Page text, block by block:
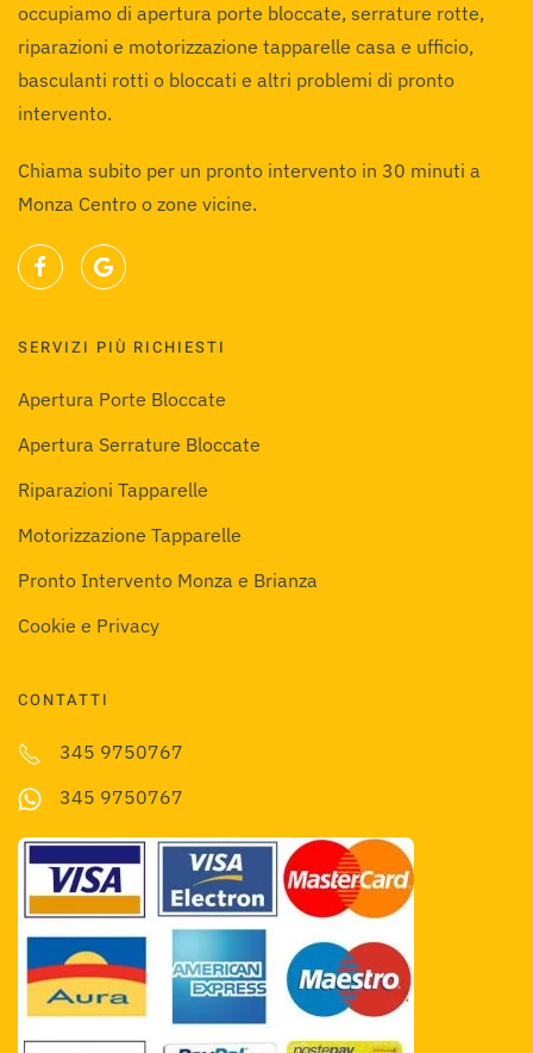
occupiamo di apertura porte bloccate, serrature rotte,
riparazioni e motorizzazione tapparelle casa e ufficio,
basculanti rotti o bloccati e altri problemi di pronto
intervento.
Chiama subito per un pronto intervento in 30 minuti a
Monza Centro o zone vicine.
SERVIZI PIÙ RICHIESTI
Apertura Porte Bloccate
Apertura Serrature Bloccate
Riparazioni Tapparelle
Motorizzazione Tapparelle
Pronto Intervento Monza e Brianza
Cookie e Privacy
CONTATTI
345 9750767
345 9750767